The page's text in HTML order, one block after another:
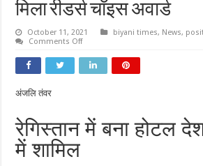
मिला रीडर्स चॉइस अवार्ड
October 11, 2021 biyani times, News,
Comments Offon
अभिनेताओं
इस
रीडर्स
चॉइस
अंजलि तंवर
रेगिस्तान में बना होटल
में शामिल